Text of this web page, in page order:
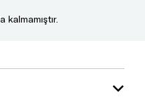
kalmamıştır.